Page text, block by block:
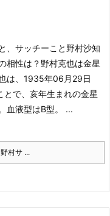
、サッチーこと野村沙知
相性は？ 野村克也は金星
は、1935年06月29日
とで、亥年生まれの金星
血液型はB型。 ...
村サ ...